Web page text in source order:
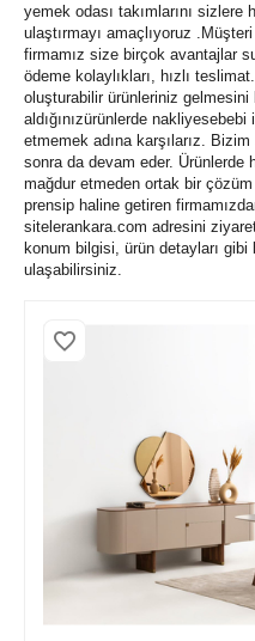
yemek odası takımlarını
ulaştırmayı amaçlıyoruz
firmamız size birçok avantajlar
ödeme kolaylıkları, hızlı
oluşturabilir ürünleriniz
aldığınızürünlerde
etmemek adına karşılarız.
sonra da devam eder. Ürünlerde
mağdur etmeden ortak bir
prensip haline getiren
sitelerankara.com adresini
konum bilgisi, ürün detayları
ulaşabilirsiniz.